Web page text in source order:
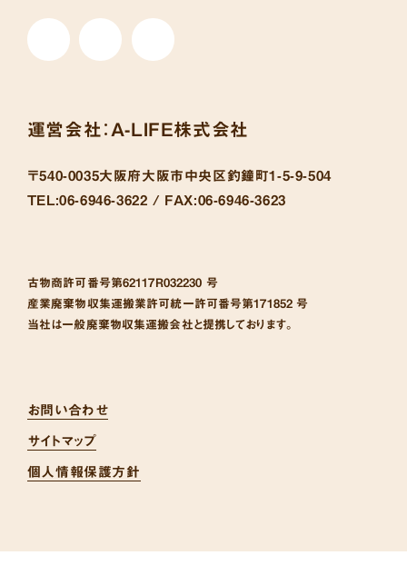
運営会社： A-LIFE株式会社
〒540-0035大阪府大阪市中央区釣鐘町1-5-9-504
TEL:06-6946-3622 / FAX:06-6946-3623
古物商許可番号第62117R032230 号
産業廃棄物収集運搬業許可統一許可番号第171852 号
当社は一般廃棄物収集運搬会社と提携しております。
お問い合わせ
サイトマップ
個人情報保護方針